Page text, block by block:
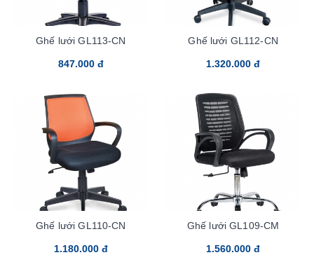
Ghế lưới GL113-CN
847.000 đ
Ghế lưới GL112-CN
1.320.000 đ
Ghế lưới GL110-CN
1.180.000 đ
Ghế lưới GL109-CM
1.560.000 đ